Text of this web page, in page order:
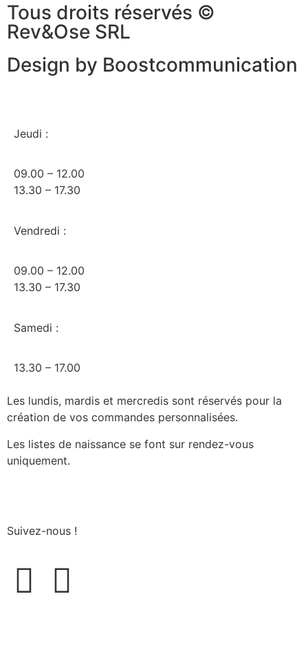
Tous droits réservés ©
Rev&Ose SRL
Design by Boostcommunication
Jeudi :
09.00 – 12.00
13.30 – 17.30
Vendredi :
09.00 – 12.00
13.30 – 17.30
Samedi :
13.30 – 17.00
Les lundis, mardis et mercredis sont réservés pour la
création de vos commandes personnalisées.
Les listes de naissance se font sur rendez-vous
uniquement.
Suivez-nous !